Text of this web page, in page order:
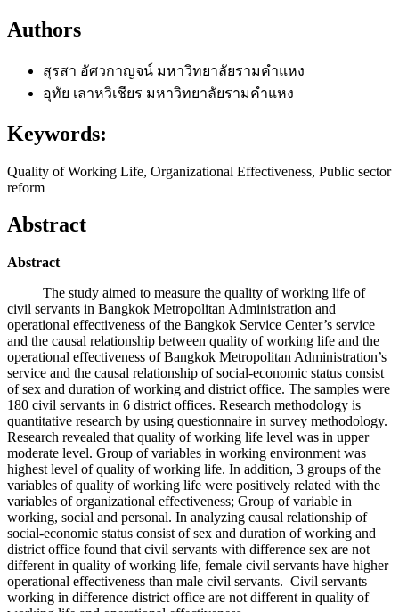
Authors
สุรสา อัศวกาญจน์ มหาวิทยาลัยรามคำแหง
อุทัย เลาหวิเชียร มหาวิทยาลัยรามคำแหง
Keywords:
Quality of Working Life, Organizational Effectiveness, Public sector
reform
Abstract
Abstract
The study aimed to measure the quality of working life of
civil servants in Bangkok Metropolitan Administration and
operational effectiveness of the Bangkok Service Center’s service
and the causal relationship between quality of working life and the
operational effectiveness of Bangkok Metropolitan Administration’s
service and the causal relationship of social-economic status consist
of sex and duration of working and district office. The samples were
180 civil servants in 6 district offices. Research methodology is
quantitative research by using questionnaire in survey methodology.
Research revealed that quality of working life level was in upper
moderate level. Group of variables in working environment was
highest level of quality of working life. In addition, 3 groups of the
variables of quality of working life were positively related with the
variables of organizational effectiveness; Group of variable in
working, social and personal. In analyzing causal relationship of
social-economic status consist of sex and duration of working and
district office found that civil servants with difference sex are not
different in quality of working life, female civil servants have higher
operational effectiveness than male civil servants. Civil servants
working in difference district office are not different in quality of